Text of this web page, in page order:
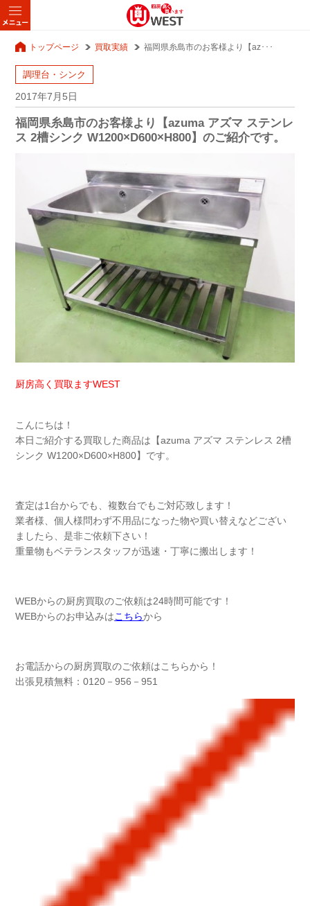
トップページ 買取実績 福岡県糸島市のお客様より【az･･･
調理台・シンク
2017年7月5日
福岡県糸島市のお客様より【azuma アズマ ステンレ
ス 2槽シンク W1200×D600×H800】のご紹介です。
厨房高く買取ますWEST
こんにちは！
本日ご紹介する買取した商品は【azuma アズマ ステンレス 2槽
シンク W1200×D600×H800】です。
査定は1台からでも、複数台でもご対応致します！
業者様、個人様問わず不用品になった物や買い替えなどござい
ましたら、是非ご依頼下さい！
重量物もベテランスタッフが迅速・丁寧に搬出します！
WEBからの厨房買取のご依頼は24時間可能です！
WEBからのお申込みはこちらから
お電話からの厨房買取のご依頼はこちらから！
出張見積無料：0120－956－951